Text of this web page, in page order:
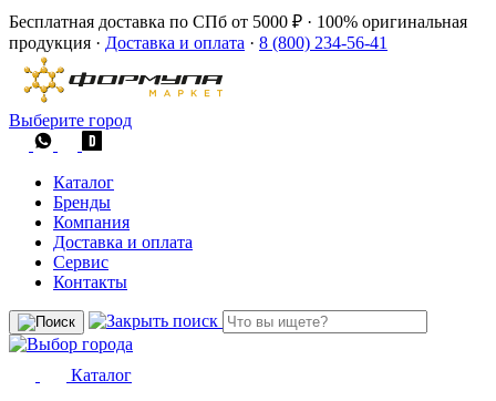
Бесплатная доставка по СПб от 5000 ₽ · 100% оригинальная
продукция · Доставка и оплата · 8 (800) 234-56-41
Выберите город
Каталог
Бренды
Компания
Доставка и оплата
Сервис
Контакты
Каталог